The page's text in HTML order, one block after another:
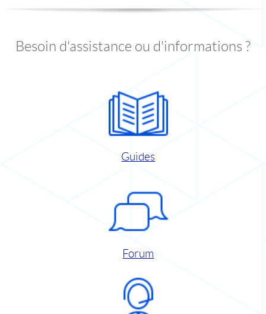
Besoin d'assistance ou d'informations ?
Guides
Forum